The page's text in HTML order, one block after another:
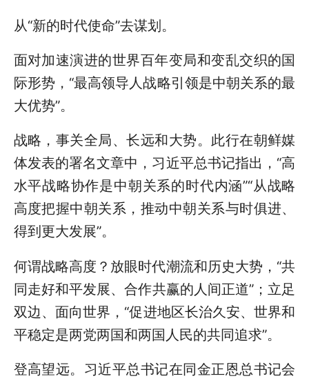
从“新的时代使命”去谋划。
面对加速演进的世界百年变局和变乱交织的国
际形势，“最高领导人战略引领是中朝关系的最
大优势”。
战略，事关全局、长远和大势。此行在朝鲜媒
体发表的署名文章中，习近平总书记指出，“高
水平战略协作是中朝关系的时代内涵”“从战略
高度把握中朝关系，推动中朝关系与时俱进、
得到更大发展”。
何谓战略高度？放眼时代潮流和历史大势，“共
同走好和平发展、合作共赢的人间正道”；立足
双边、面向世界，“促进地区长治久安、世界和
平稳定是两党两国和两国人民的共同追求”。
登高望远。习近平总书记在同金正恩总书记会